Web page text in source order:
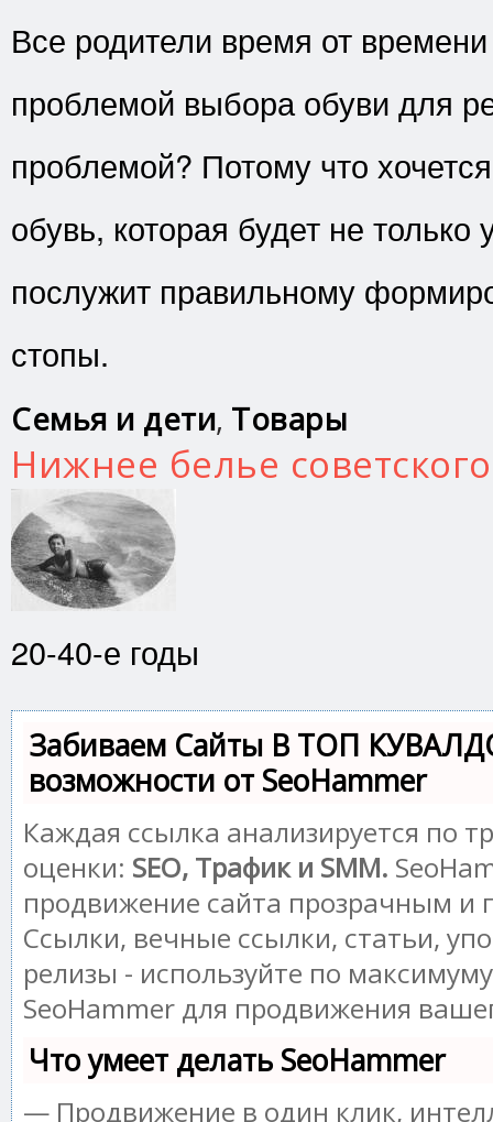
Все родители время от
проблемой выбора обуви для
проблемой? Потому что
обувь, которая будет не только
послужит правильному
стопы.
Семья и дети, Товары
Нижнее белье
20-40-е годы
Забиваем Сайты В ТОП
возможности от SeoHammer
Каждая ссылка анализируется по
оценки: SEO, Трафик и SMM.
продвижение сайта прозрачным и
Ссылки, вечные ссылки, статьи,
релизы - используйте по
SeoHammer для продвижения
Что умеет делать SeoHammer
— Продвижение в один клик,